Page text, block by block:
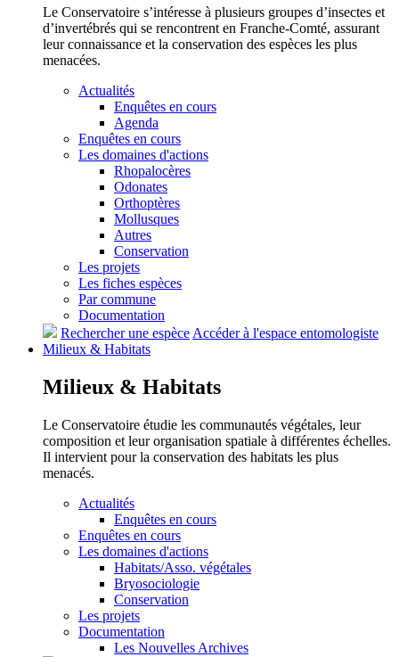
Le Conservatoire s’intéresse à plusieurs groupes d’insectes et
d’invertébrés qui se rencontrent en Franche-Comté, assurant
leur connaissance et la conservation des espèces les plus
menacées.
Actualités
Enquêtes en cours
Agenda
Enquêtes en cours
Les domaines d'actions
Rhopalocères
Odonates
Orthoptères
Mollusques
Autres
Conservation
Les projets
Les fiches espèces
Par commune
Documentation
Rechercher une espèce Accéder à l'espace entomologiste
Milieux & Habitats
Milieux & Habitats
Le Conservatoire étudie les communautés végétales, leur
composition et leur organisation spatiale à différentes échelles.
Il intervient pour la conservation des habitats les plus
menacés.
Actualités
Enquêtes en cours
Enquêtes en cours
Les domaines d'actions
Habitats/Asso. végétales
Bryosociologie
Conservation
Les projets
Documentation
Les Nouvelles Archives